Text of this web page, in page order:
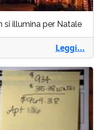
si illumina per Natale
Leggi...